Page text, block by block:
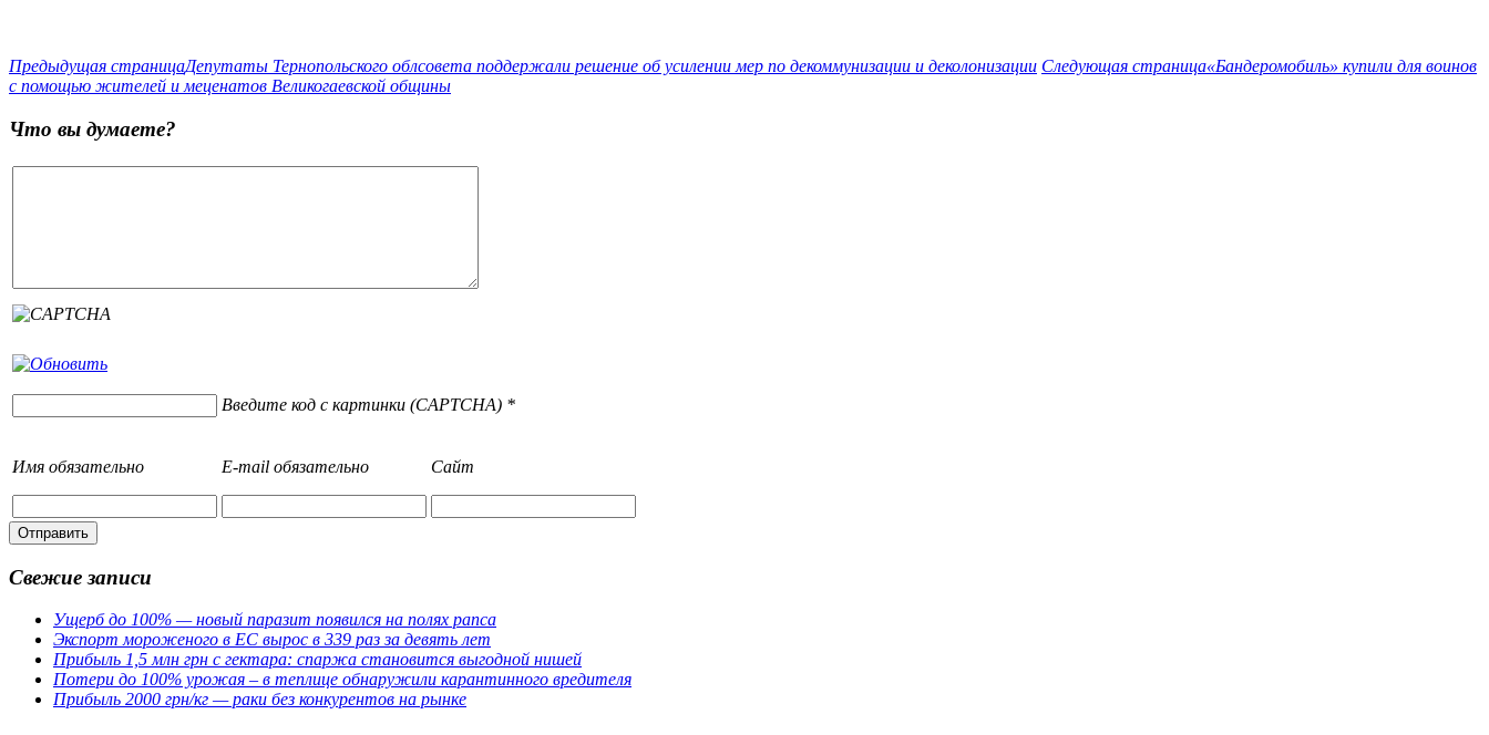
Предыдущая страницаДепутаты Тернопольского облсовета поддержали решение об усилении мер по декоммунизации и деколонизации Следующая страница«Бандеромобиль» купили для воинов
с помощью жителей и меценатов Великогаевской общины
Что вы думаете?
Введите код с картинки (CAPTCHA) *
Имя обязательно E-mail обязательно Сайт
Свежие записи
Ущерб до 100% — новый паразит появился на полях рапса
Экспорт мороженого в ЕС вырос в 339 раз за девять лет
Прибыль 1,5 млн грн с гектара: спаржа становится выгодной нишей
Потери до 100% урожая – в теплице обнаружили карантинного вредителя
Прибыль 2000 грн/кг — раки без конкурентов на рынке